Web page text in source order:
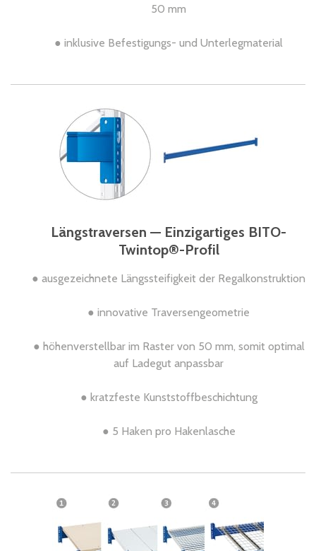
50 mm
● inklusive Befestigungs- und Unterlegmaterial
Längstraversen — Einzigartiges BITO-
Twintop®-Profil
● ausgezeichnete Längssteifigkeit der Regalkonstruktion
● innovative Traversengeometrie
● höhenverstellbar im Raster von 50 mm, somit optimal
auf Ladegut anpassbar
● kratzfeste Kunststoffbeschichtung
● 5 Haken pro Hakenlasche